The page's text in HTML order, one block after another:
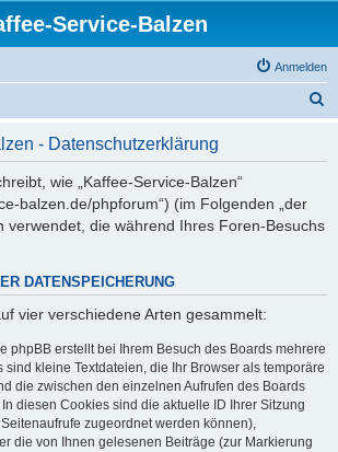
Service-Balzen
Anmelden
- Datenschutzerklärung
wie „Kaffee-Service-Balzen“
balzen.de/phpforum“) (im Folgenden „der
verwendet, die während Ihres Foren-Besuchs
DATENSPEICHERUNG
vier verschiedene Arten gesammelt:
phpBB erstellt bei Ihrem Besuch des Boards mehrere
sind kleine Textdateien, die Ihr Browser als temporäre
die zwischen den einzelnen Aufrufen des Boards
diesen Cookies sind die aktuelle ID Ihrer Sitzung
zugeordnet werden können),
die von Ihnen gelesenen Beiträge (zur Markierung